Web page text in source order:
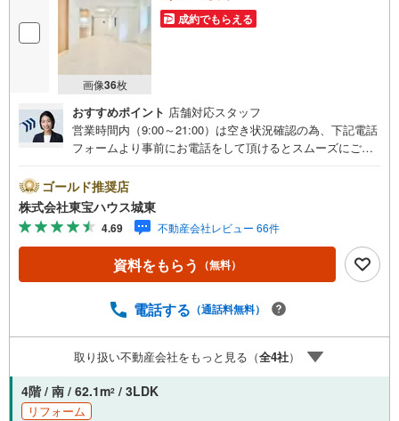
画像36枚
成約でもらえる
おすすめポイント 店舗対応スタッフ
営業時間内（9:00～21:00）は空き状況確認の為、下記電話
フォームより事前にお電話をして頂けるとスムーズにご案
カレンダーの作成▽ご購入後もお客様の人生のパートナー
として暮らしの「安心」を守り続けます。【Yahoo！ 不動
産キャンペーン対象店舗】当店で物件を成約するとPayPay
ボーナスライトがもらえる「Yahoo！ 不動産 物件ご成約キ
ャンペーン」の対象になります。「資料をもらう」「見学
予約をする」ボタンからお問い合わせください。※必ずYah
スライトは出金と譲渡はできません。ご案内・詳細な資料
（諸費用もOK）お気軽にお問い合わせください。
ゴールド推奨店
株式会社東宝ハウス城東
4.69 不動産会社レビュー 66件
資料をもらう （無料）
電話する （通話料無料）
取り扱い不動産会社をもっと見る（全4社）
4階 / 南 / 62.1m2 / 3LDK
リフォーム